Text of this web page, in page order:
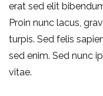
erat sed elit
Proin nunc lacus,
turpis. Sed felis
sed enim. Sed nunc
vitae.